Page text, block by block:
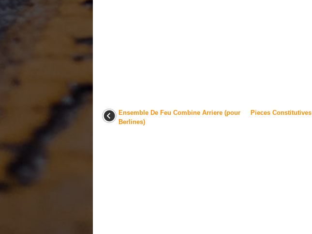
Ensemble De Feu Combine Arriere (pour
Berlines)
Pieces Constitutives